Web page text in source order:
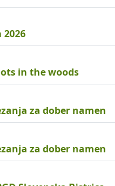
in the woods
za dober namen
za dober namen